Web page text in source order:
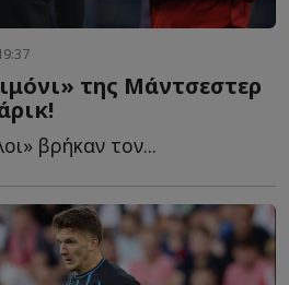
της Μάντσεστερ
βρήκαν τον...